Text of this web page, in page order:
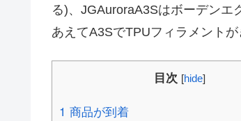
る)、JGAuroraA3Sはボーデンエ
あえてA3SでTPUフィラメント
目次 [hide]
1 商品が到着